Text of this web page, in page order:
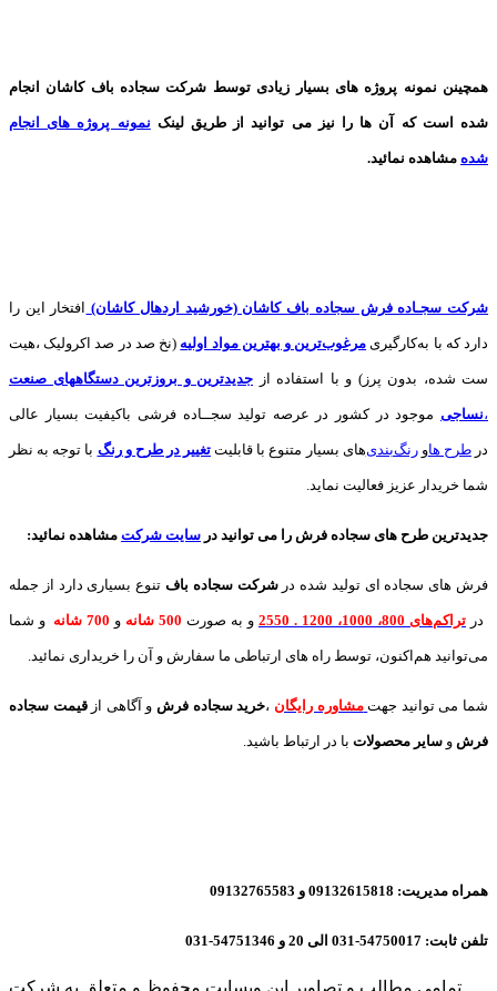
همچینن نمونه پروژه های بسیار زیادی توسط شرکت سجاده باف کاشان انجام
شده است که آن ها را نیز می توانید از طریق لینک نمونه پروژه های انجام
شده مشاهده نمائید.
شرکت سجـاده فرش سجاده باف کاشان (خورشید اردهال کاشان) افتخار این را
دارد که با به‌کارگیری مرغوب‌ترین و بهترین مواد اولیه (نخ صد در صد اکرولیک ،هیت
ست شده، بدون پرز) و با استفاده از جدیدترین و بروزترین دستگاههای صنعت
نساجی، موجود در کشور در عرصه تولید سجــاده فرشی باکیفیت بسیار عالی
درطرح هاو
رنگ‌بندی‌ های بسیار متنوع با قابلیت تغییر در طرح و رنگ با توجه به نظر
شما خریدار عزیز فعالیت نماید.
جدیدترین طرح های سجاده فرش را می توانید در سایت شرکت مشاهده نمائید:
فرش های سجاده ای تولید شده درشرکت سجاده باف تنوع بسیاری دارد از جمله
در تراکم‌های 800، 1000، 1200 . 2550 و به صورت 500 شانه و 700 شانه و شما
می‌توانید هم‌اکنون، توسط راه های ارتباطی ما سفارش و آن را خریداری نمائید.
شما می توانید جهت مشاوره رایگان ،خرید سجاده فرش و آگاهی ازقیمت سجاده
فرش و سایر محصولات با در ارتباط باشید.
همراه مدیریت: 09132615818 و 09132765583
تلفن ثابت: 54750017-031 الی 20 و 54751346-031